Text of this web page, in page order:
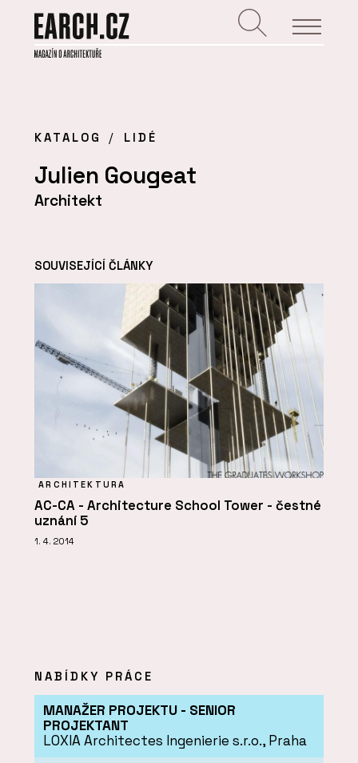
KATALOG LIDÉ
Julien Gougeat
Architekt
SOUVISEJÍCÍ ČLÁNKY
ARCHITEKTURA
AC-CA - Architecture School Tower - čestné
uznání 5
1. 4. 2014
NABÍDKY PRÁCE
MANAŽER PROJEKTU - SENIOR
PROJEKTANT
LOXIA Architectes Ingenierie s.r.o., Praha